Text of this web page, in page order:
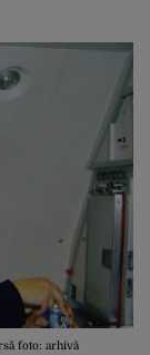
foto: arhivă